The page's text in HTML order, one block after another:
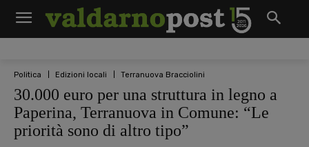
Politica Edizioni locali Terranuova Bracciolini
30.000 euro per una struttura in legno a
Paperina, Terranuova in Comune: “Le
priorità sono di altro tipo”